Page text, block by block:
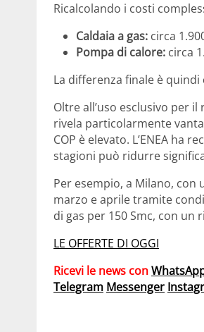
Ricalcolando i costi
Caldaia a gas: circa
Pompa di calore: circa
La differenza finale è quindi
Oltre all’uso esclusivo per
rivela particolarmente
COP è elevato. L’ENEA
stagioni può ridurre
Per esempio, a Milano, con
marzo e aprile tramite
di gas per 150 Smc, con un
LE OFFERTE DI OGGI
Ricevi le news con
Telegram Messenger